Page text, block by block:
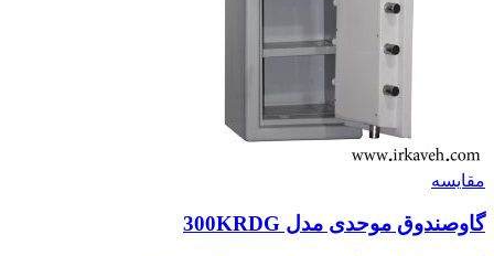
مقايسه
گاوصندوق موحدی مدل 300KRDG